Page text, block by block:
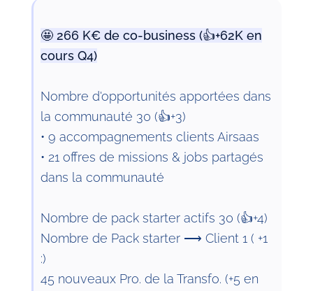
🤩 266 K€ de co-business (👍+62K en
cours Q4)
Nombre d'opportunités apportées dans
la communauté 30 (👍+3)
• 9 accompagnements clients Airsaas
• 21 offres de missions & jobs partagés
dans la communauté
Nombre de pack starter actifs 30 (👍+4)
Nombre de Pack starter ⟶ Client 1 ( +1
:)
45 nouveaux Pro. de la Transfo. (+5 en